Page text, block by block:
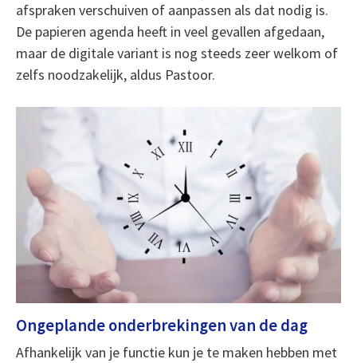
afspraken verschuiven of aanpassen als dat nodig is.
De papieren agenda heeft in veel gevallen afgedaan,
maar de digitale variant is nog steeds zeer welkom of
zelfs noodzakelijk, aldus Pastoor.
Ongeplande onderbrekingen van de dag
Afhankelijk van je functie kun je te maken hebben met